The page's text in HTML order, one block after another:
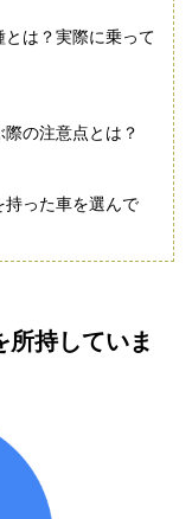
とは？実際に乗って
際の注意点とは？
持った車を選んで
所持していま